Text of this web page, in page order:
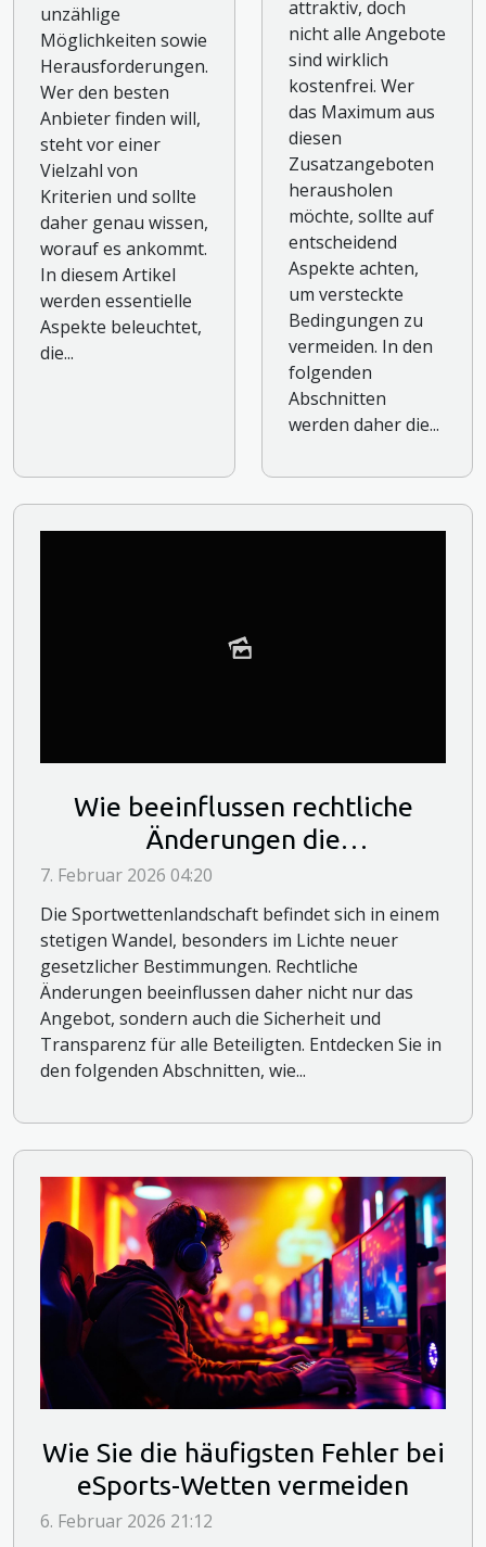
unzählige
Möglichkeiten sowie
Herausforderungen.
Wer den besten
Anbieter finden will,
steht vor einer
Vielzahl von
Kriterien und sollte
daher genau wissen,
worauf es ankommt.
In diesem Artikel
werden essentielle
Aspekte beleuchtet,
die...
attraktiv, doch
nicht alle Angebote
sind wirklich
kostenfrei. Wer
das Maximum aus
diesen
Zusatzangeboten
herausholen
möchte, sollte auf
entscheidend
Aspekte achten,
um versteckte
Bedingungen zu
vermeiden. In den
folgenden
Abschnitten
werden daher die...
Wie beeinflussen rechtliche
Änderungen die
Sportwettenlandschaft?
7. Februar 2026 04:20
Die Sportwettenlandschaft befindet sich in einem
stetigen Wandel, besonders im Lichte neuer
gesetzlicher Bestimmungen. Rechtliche
Änderungen beeinflussen daher nicht nur das
Angebot, sondern auch die Sicherheit und
Transparenz für alle Beteiligten. Entdecken Sie in
den folgenden Abschnitten, wie...
Wie Sie die häufigsten Fehler bei
eSports-Wetten vermeiden
6. Februar 2026 21:12